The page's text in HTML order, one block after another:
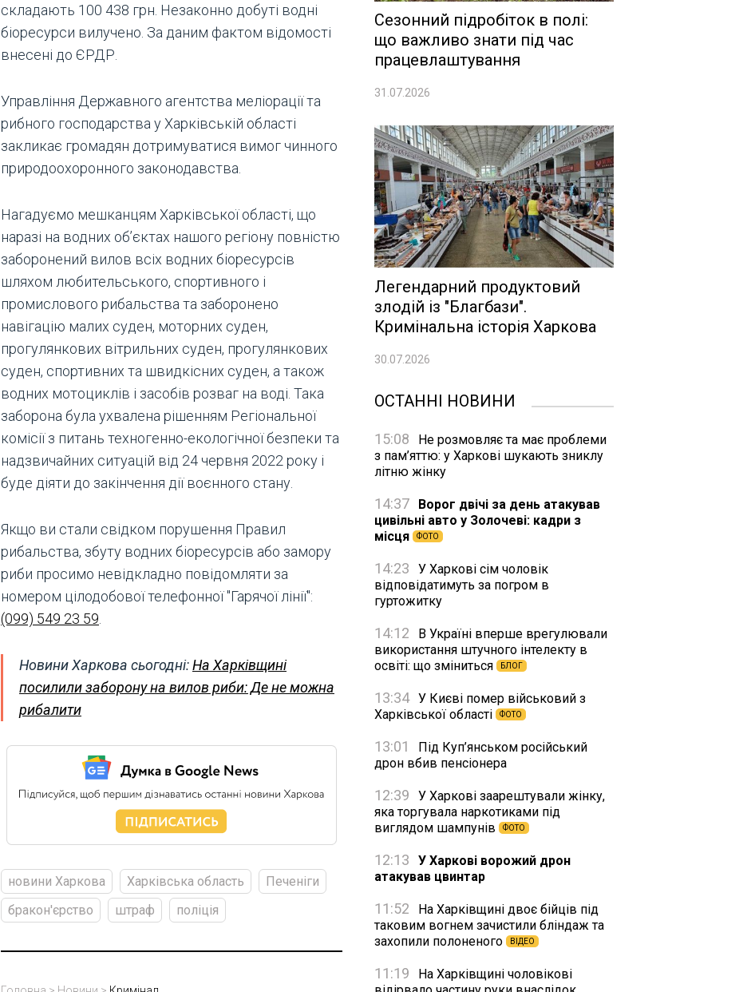
складають 100 438 грн. Незаконно добуті водні
біоресурси вилучено. За даним фактом відомості
внесені до ЄРДР.
Управління Державного агентства меліорації та
рибного господарства у Харківській області
закликає громадян дотримуватися вимог чинного
природоохоронного законодавства.
Нагадуємо мешканцям Харківської області, що
наразі на водних об’єктах нашого регіону повністю
заборонений вилов всіх водних біоресурсів
шляхом любительського, спортивного і
промислового рибальства та заборонено
навігацію малих суден, моторних суден,
прогулянкових вітрильних суден, прогулянкових
суден, спортивних та швидкісних суден, а також
водних мотоциклів і засобів розваг на воді. Така
заборона була ухвалена рішенням Регіональної
комісії з питань техногенно-екологічної безпеки та
надзвичайних ситуацій від 24 червня 2022 року і
буде діяти до закінчення дії воєнного стану.
Якщо ви стали свідком порушення Правил
рибальства, збуту водних біоресурсів або замору
риби просимо невідкладно повідомляти за
номером цілодобової телефонної "Гарячої лінії":
(099) 549 23 59.
Новини Харкова сьогодні:На Харківщині
посилили заборону на вилов риби: Де не можна
рибалити
новини Харкова Харківська область
Печеніги
бракон'єрство
штраф поліція
Сезонний підробіток в полі:
що важливо знати під час
працевлаштування
31.07.2026
Легендарний продуктовий
злодій із "Благбази".
Кримінальна історія Харкова
30.07.2026
ОСТАННІ НОВИНИ
15:08
Не розмовляє та має проблеми
з пам’яттю: у Харкові шукають зниклу
літню жінку
14:37
Ворог двічі за день атакував
цивільні авто у Золочеві: кадри з
місця
ФОТО
14:23
У Харкові сім чоловік
відповідатимуть за погром в
гуртожитку
14:12
В Україні вперше врегулювали
використання штучного інтелекту в
освіті: що зміниться
БЛОГ
13:34 У Києві помер військовий з
Харківської області
ФОТО
13:01
Під Куп’янськом російський
дрон вбив пенсіонера
12:39
У Харкові заарештували жінку,
яка торгувала наркотиками під
виглядом шампунів
ФОТО
12:13
У Харкові ворожий дрон
атакував цвинтар
11:52
На Харківщині двоє бійців під
таковим вогнем зачистили бліндаж та
захопили полоненого
ВІДЕО
11:19
На Харківщині чоловікові